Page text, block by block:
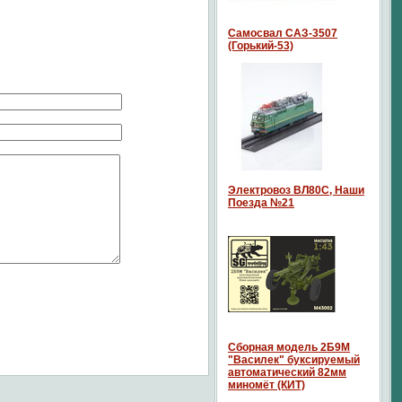
Самосвал САЗ-3507
(Горький-53)
Электровоз ВЛ80С, Наши
Поезда №21
Сборная модель 2Б9М
"Василек" буксируемый
автоматический 82мм
миномёт (КИТ)